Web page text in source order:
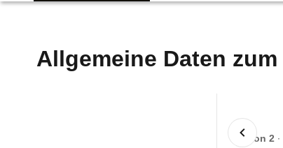
Allgemeine Daten zum
1 von 2